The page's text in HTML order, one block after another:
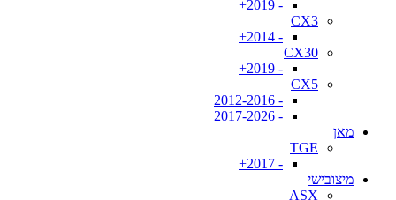
- 2019+
CX3
- 2014+
CX30
- 2019+
CX5
- 2012-2016
- 2017-2026
מאן
TGE
- 2017+
מיצובישי
ASX